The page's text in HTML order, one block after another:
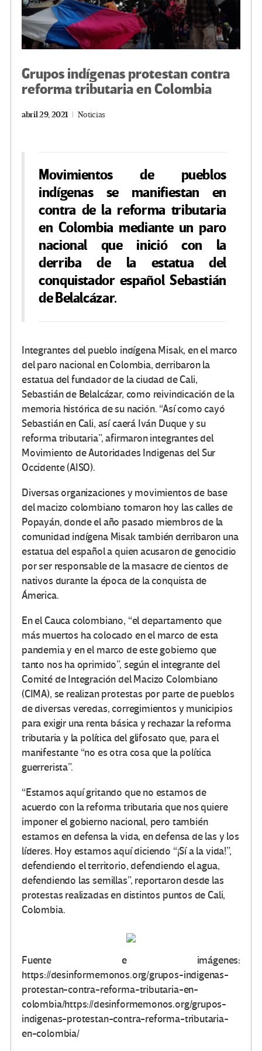
Grupos indígenas protestan contra
reforma tributaria en Colombia
abril 29, 2021 Noticias
Movimientos de pueblos
indígenas se manifiestan en
contra de la reforma tributaria
en Colombia mediante un paro
nacional que inició con la
derriba de la estatua del
conquistador español Sebastián
de Belalcázar.
Integrantes del pueblo indígena Misak, en el marco
del paro nacional en Colombia, derribaron la
estatua del fundador de la ciudad de Cali,
Sebastián de Belalcázar, como reivindicación de la
memoria histórica de su nación. “Así como cayó
Sebastián en Cali, así caerá Iván Duque y su
reforma tributaria”, afirmaron integrantes del
Movimiento de Autoridades Indigenas del Sur
Occidente (AISO).
Diversas organizaciones y movimientos de base
del macizo colombiano tomaron hoy las calles de
Popayán, donde el año pasado miembros de la
comunidad indígena Misak también derribaron una
estatua del español a quien acusaron de genocidio
por ser responsable de la masacre de cientos de
nativos durante la época de la conquista de
Ámerica.
En el Cauca colombiano, “el departamento que
más muertos ha colocado en el marco de esta
pandemia y en el marco de este gobierno que
tanto nos ha oprimido”, según el integrante del
Comité de Integración del Macizo Colombiano
(CIMA), se realizan protestas por parte de pueblos
de diversas veredas, corregimientos y municipios
para exigir una renta básica y rechazar la reforma
tributaria y la política del glifosato que, para el
manifestante “no es otra cosa que la política
guerrerista”.
“Estamos aquí gritando que no estamos de
acuerdo con la reforma tributaria que nos quiere
imponer el gobierno nacional, pero también
estamos en defensa la vida, en defensa de las y los
líderes. Hoy estamos aquí diciendo “¡Sí a la vida!”,
defendiendo el territorio, defendiendo el agua,
defendiendo las semillas”, reportaron desde las
protestas realizadas en distintos puntos de Cali,
Colombia.
Fuente e imágenes:
https://desinformemonos.org/grupos-indigenas-
protestan-contra-reforma-tributaria-en-
colombia/https://desinformemonos.org/grupos-
indigenas-protestan-contra-reforma-tributaria-
en-colombia/